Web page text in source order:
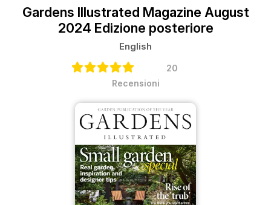
Gardens Illustrated Magazine August
2024 Edizione posteriore
English
20
Recensioni